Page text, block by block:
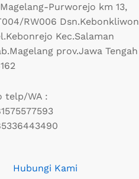
Purworejo km 13,
RW006 Dsn.Kebonkliwon
Kec.Salaman
prov.Jawa Tengah
telp/WA :
Hubungi Kami